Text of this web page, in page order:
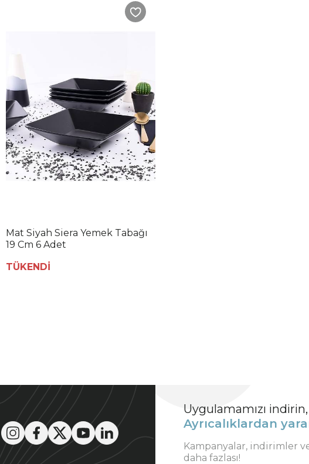
Mat Siyah Siera Yemek Tabağı
19 Cm 6 Adet
TÜKENDİ
Uygulamamızı indirin,
Ayrıcalıklardan
Kampanyalar, indirimler
daha fazlası!